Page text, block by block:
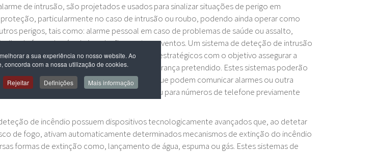
de intrusão, são projetados e usados para sinalizar situações de perigo em
particularmente no caso de intrusão ou roubo, podendo ainda operar como
perigos, tais como: alarme pessoal em caso de problemas de saúde ou assalto,
de fugas de gás, de inundação e outros eventos. Um sistema de deteção de intrusão
periféricos colocados em locais estratégicos com o objetivo assegurar a
espaços consoante o grau de segurança pretendido. Estes sistemas poderão
com dispositivos de alerta telefónicos que podem comunicar alarmes ou outra
para uma central recetora de alarmes ou para números de telefone previamente
de incêndio possuem dispositivos tecnologicamente avançados que, ao detetar
de fogo, ativam automaticamente determinados mecanismos de extinção do incêndio
formas de extinção como, lançamento de água, espuma ou gás. Estes sistemas de
a sua experiência no nosso website. Ao
concorda com a nossa utilização de cookies.
Rejeitar Definições Mais informação